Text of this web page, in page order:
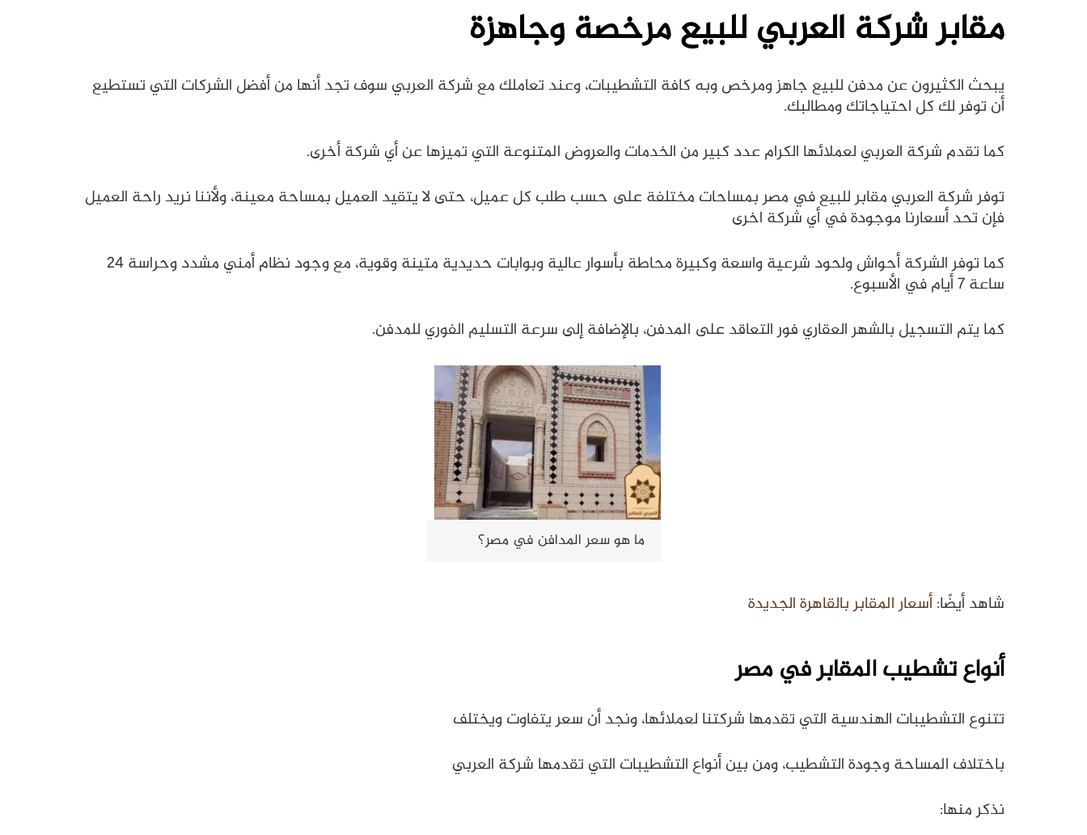
مقابر شركة العربي للبيع مرخصة وجاهزة
يبحث الكثيرون عن مدفن للبيع جاهز ومرخص وبه كافة التشطيبات، وعند تعاملك مع شركة العربي سوف تجد أنها من أفضل الشركات التي تستطيع
أن توفر لك كل احتياجاتك ومطالبك.
كما تقدم شركة العربي لعملائها الكرام عدد كبير من الخدمات والعروض المتنوعة التي تميزها عن أي شركة أخرى.
توفر شركة العربي مقابر للبيع في مصر بمساحات مختلفة على حسب طلب كل عميل، حتى لا يتقيد العميل بمساحة معينة، ولأننا نريد راحة العميل
فإن تحد أسعارنا موجودة في أي شركة اخرى
كما توفر الشركة أحواش ولحود شرعية واسعة وكبيرة محاطة بأسوار عالية وبوابات حديدية متينة وقوية، مع وجود نظام أمني مشدد وحراسة 24
ساعة 7 أيام في الأسبوع.
كما يتم التسجيل بالشهر العقاري فور التعاقد على المدفن، بالإضافة إلى سرعة التسليم الفوري للمدفن.
ما هو سعر المدافن في مصر؟
شاهد أيضًا:أسعار المقابر بالقاهرة الجديدة
أنواع تشطيب المقابر في مصر
تتنوع التشطيبات الهندسية التي تقدمها شركتنا لعملائها، ونجد أن سعر يتفاوت ويختلف
باختلاف المساحة وجودة التشطيب، ومن بين أنواع التشطيبات التي تقدمها شركة العربي
نذكر منها: